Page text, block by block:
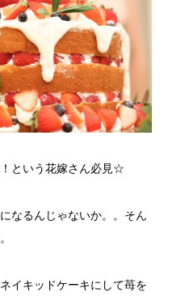
という花嫁さん必見☆
なるんじゃないか。。そん
イキッドケーキにして苺を